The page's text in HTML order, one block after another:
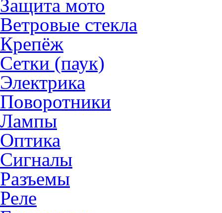
Защита мото
Ветровые стекла
Крепёж
Сетки (паук)
Электрика
Поворотники
Лампы
Оптика
Сигналы
Разъемы
Реле